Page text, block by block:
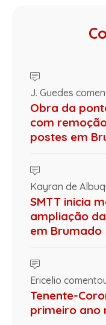
J. Guedes
Obra da
com
postes em
Kayran de
SMTT inicia
ampliação
em Brumado
Ericelio
Tenente-
primeiro ano